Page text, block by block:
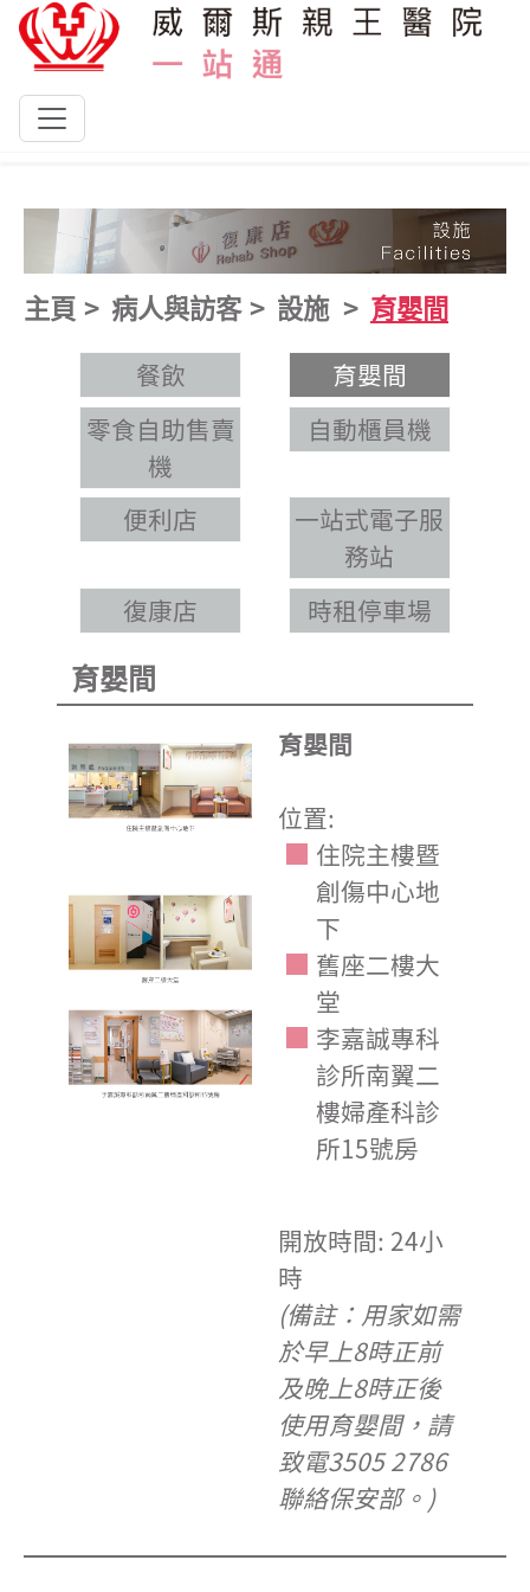
跳到主要內容
主頁 病人與訪客 設施 育嬰間
餐飲
育嬰間
零食自助售賣
機
自動櫃員機
便利店
一站式電子服
務站
復康店
時租停車場
育嬰間
育嬰間
位置:
住院主樓暨
創傷中心地
下
舊座二樓大
堂
李嘉誠專科
診所南翼二
樓婦產科診
所15號房
開放時間: 24小
時
(備註：用家如需
於早上8時正前
及晚上8時正後
使用育嬰間，請
致電3505 2786
聯絡保安部。)